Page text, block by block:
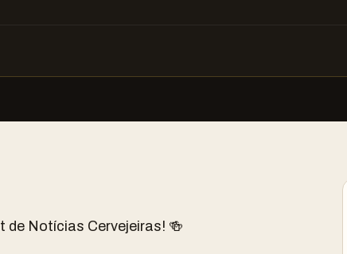
de Notícias Cervejeiras! 🍻